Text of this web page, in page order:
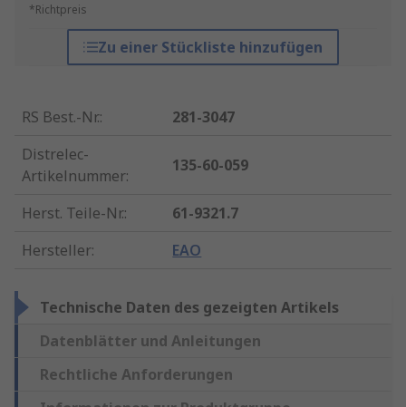
*Richtpreis
Zu einer Stückliste hinzufügen
RS Best.-Nr.:
281-3047
Distrelec-
Artikelnummer:
135-60-059
Herst. Teile-Nr.:
61-9321.7
Hersteller: EAO
Technische Daten des gezeigten Artikels
Datenblätter und Anleitungen
Rechtliche Anforderungen